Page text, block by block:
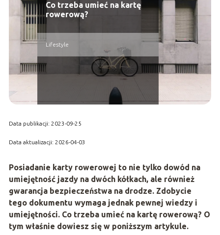
Co trzeba umieć na kartę
rowerową?
Lifestyle
Data publikacji: 2023-09-25
Data aktualizacji: 2026-04-03
Posiadanie karty rowerowej to nie tylko dowód na
umiejętność jazdy na dwóch kółkach, ale również
gwarancja bezpieczeństwa na drodze. Zdobycie
tego dokumentu wymaga jednak pewnej wiedzy i
umiejętności. Co trzeba umieć na kartę rowerową? O
tym właśnie dowiesz się w poniższym artykule.